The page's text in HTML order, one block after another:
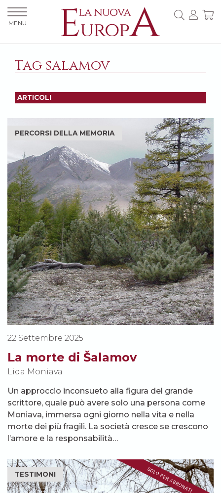
Tag salamov
ARTICOLI
PERCORSI DELLA MEMORIA
22 Settembre 2025
La morte di Šalamov
Lida Moniava
Un approccio inconsueto alla figura del grande
scrittore, quale può avere solo una persona come
Moniava, immersa ogni giorno nella vita e nella
morte dei più fragili. La società cresce se crescono
l’amore e la responsabilità…
TESTIMONI
MENU